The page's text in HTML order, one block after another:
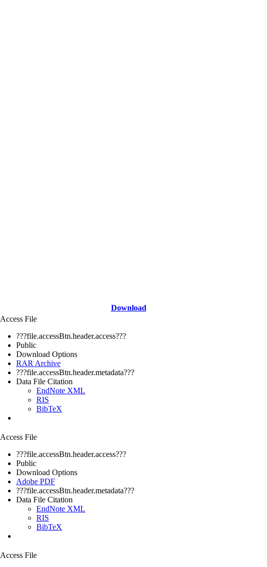
Download
Access File
???file.accessBtn.header.access???
Public
Download Options
RAR Archive
???file.accessBtn.header.metadata???
Data File Citation
EndNote XML
RIS
BibTeX
Access File
???file.accessBtn.header.access???
Public
Download Options
Adobe PDF
???file.accessBtn.header.metadata???
Data File Citation
EndNote XML
RIS
BibTeX
Access File